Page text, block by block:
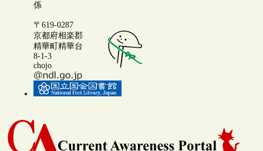
係
〒619-0287
京都府相楽郡
精華町精華台
8-1-3
chojo